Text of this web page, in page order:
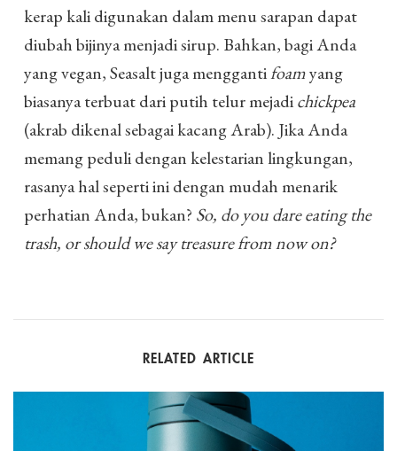
kerap kali digunakan dalam menu sarapan dapat
diubah bijinya menjadi sirup. Bahkan, bagi Anda
yang vegan, Seasalt juga menggantifoamyang
biasanya terbuat dari putih telur mejadichickpea
(akrab dikenal sebagai kacang Arab). Jika Anda
memang peduli dengan kelestarian lingkungan,
rasanya hal seperti ini dengan mudah menarik
perhatian Anda, bukan? So, do you dare eating the
trash, or should we say treasure from now on?
RELATED ARTICLE